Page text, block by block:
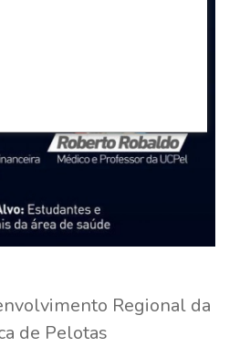
Regional da
de Pelotas